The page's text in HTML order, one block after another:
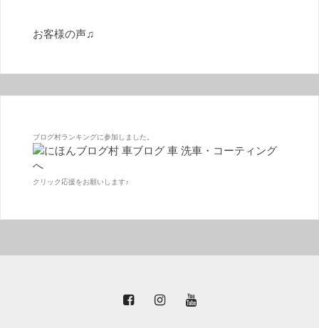
お客様の声♫
ブログ村ランキングに参加しました。
クリック応援をお願いします♪